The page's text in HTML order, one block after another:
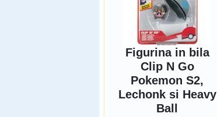
Figurina in bila
Clip N Go
Pokemon S2,
Lechonk si Heavy
Ball